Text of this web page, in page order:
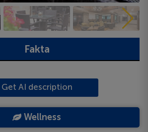
Fakta
Get AI description
Wellness